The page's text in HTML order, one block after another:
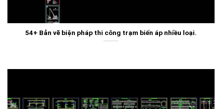
54+ Bản vẽ biện pháp thi công trạm biến áp nhiều loại.